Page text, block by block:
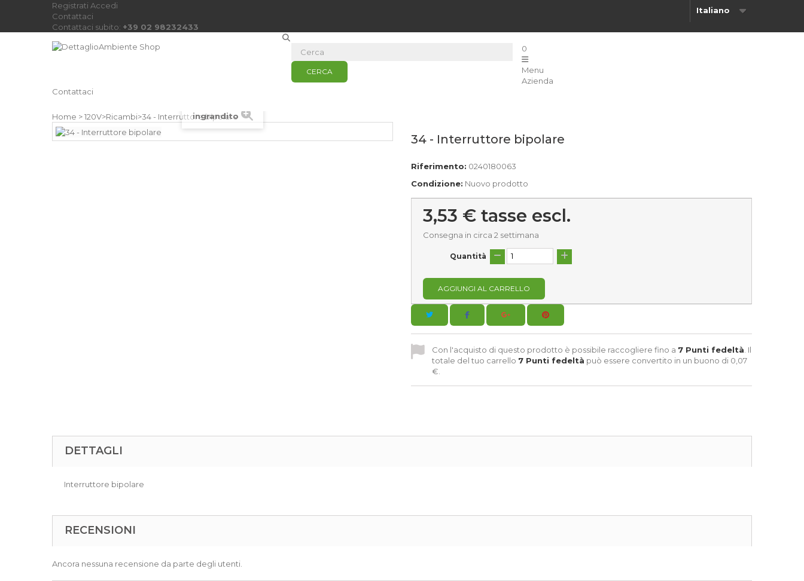
Italiano
Registrati Accedi
Contattaci
Contattaci subito: +39 02 98232433
CERCA
0
Menu
Azienda
Contattaci
Home >120V>Ricambi>34 - Interruttore bipolare
ingrandito
34 - Interruttore bipolare
Riferimento: 0240180063
Condizione: Nuovo prodotto
3,53 € tasse escl.
Consegna in circa 2 settimana
Quantità
AGGIUNGI AL CARRELLO
Con l'acquisto di questo prodotto è possibile raccogliere fino a 7 Punti fedeltà . Il
totale del tuo carrello 7 Punti fedeltà può essere convertito in un buono di 0,07
€
DETTAGLI
Interruttore bipolare
RECENSIONI
Ancora nessuna recensione da parte degli utenti.